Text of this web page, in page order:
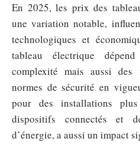
En 2025, les prix des
une variation notable,
technologiques et
tableau électrique
complexité mais aussi
normes de sécurité en
pour des installations
dispositifs connectés et
d’énergie, a aussi un impact